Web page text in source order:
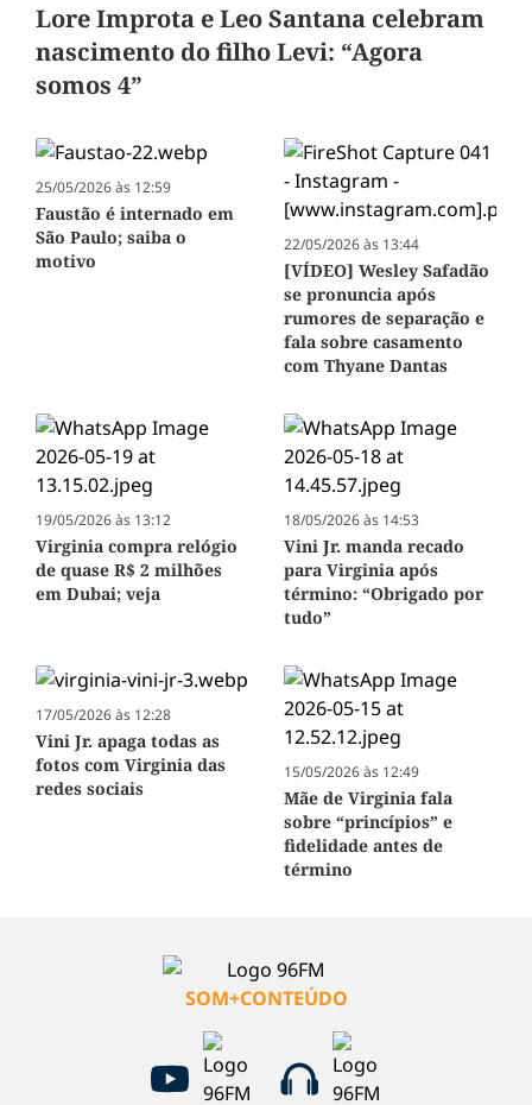
Lore Improta e Leo Santana celebram
nascimento do filho Levi: “Agora
somos 4”
25/05/2026 às 12:59
Faustão é internado em
São Paulo; saiba o
motivo
22/05/2026 às 13:44
[VÍDEO] Wesley Safadão
se pronuncia após
rumores de separação e
fala sobre casamento
com Thyane Dantas
19/05/2026 às 13:12
Virginia compra relógio
de quase R$ 2 milhões
em Dubai; veja
18/05/2026 às 14:53
Vini Jr. manda recado
para Virginia após
término: “Obrigado por
tudo”
17/05/2026 às 12:28
Vini Jr. apaga todas as
fotos com Virginia das
redes sociais
15/05/2026 às 12:49
Mãe de Virginia fala
sobre “princípios” e
fidelidade antes de
término
SOM+CONTEÚDO